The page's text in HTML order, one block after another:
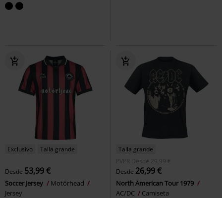
Exclusivo Talla grande
Desde 53,99 €
Soccer Jersey
Motörhead
Jersey
Talla grande
PVPR
Desde 29,99 €
Desde 26,99 €
North American Tour 1979
AC/DC
Camiseta